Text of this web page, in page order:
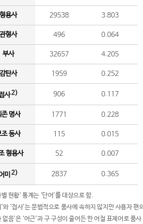
용사 29538 3.803
형사 496 0.064
부사 32657 4.205
탄사 1959 0.252
사2) 906 0.117
존 명사 1771 0.228
조 동사 115 0.015
형용사 52 0.007
미 2) 2837 0.365
현황' 통계는 '단어'를 대상으로 함.
와 ‘접사’는 문법적으로 품사에 속하지 않지만 사용자
없음’은 ‘어근’과 구 구성이 줄어든 한 어절 표제어로 품